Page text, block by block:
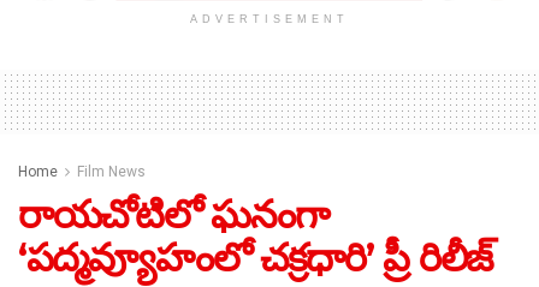
ADVERTISEMENT
Home Film News
రాయచోటిలో ఘనంగా
‘పద్మవ్యూహంలో చక్రధారి’ ప్రీ రిలీజ్